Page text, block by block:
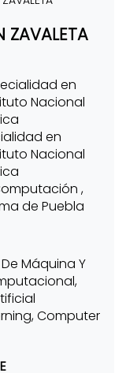
ZAVALETA
en
Nacional
en
Nacional
,
de Puebla
Máquina Y
Computer